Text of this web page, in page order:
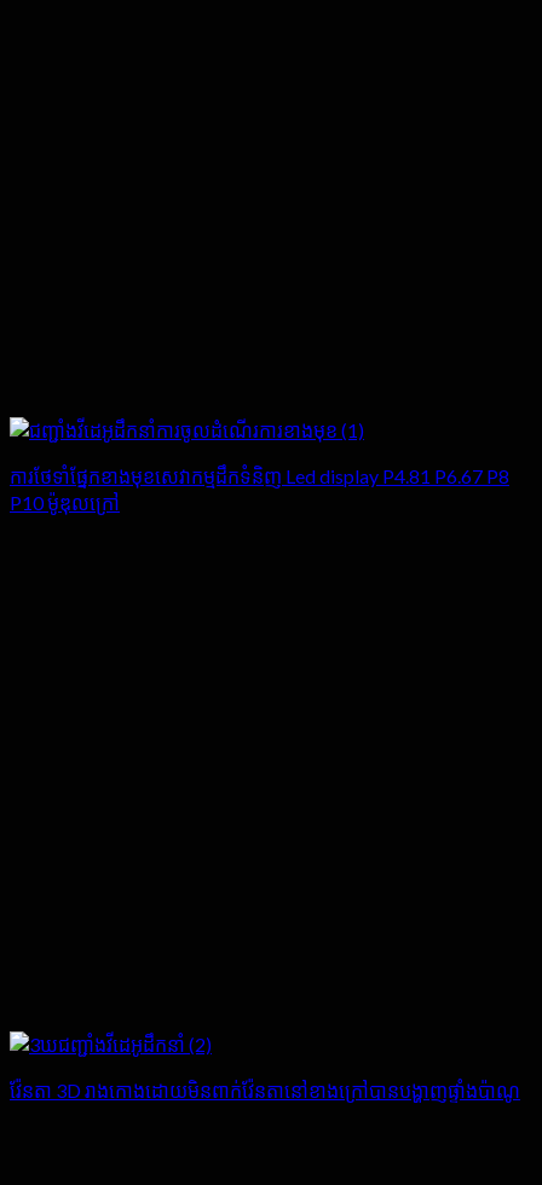
ការថែទាំផ្នែកខាងមុខសេវាកម្មដឹកទំនិញ Led display P4.81 P6.67 P8
P10 ម៉ូឌុលក្រៅ
វ៉ែនតា 3D រាងកោងដោយមិនពាក់វ៉ែនតានៅខាងក្រៅបានបង្ហាញផ្ទាំងប៉ាណូ